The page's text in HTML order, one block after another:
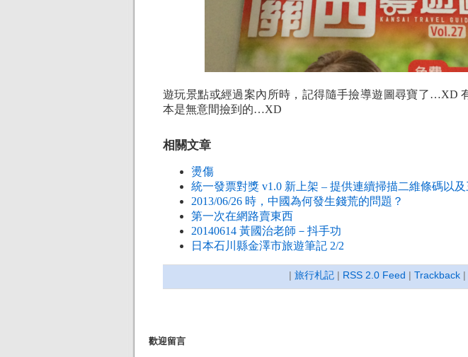
遊玩景點或經過案內所時，記得隨手撿導遊圖尋寶了…XD
本是無意間撿到的…XD
相關文章
燙傷
統一發票對獎 v1.0 新上架 – 提供連續掃描二維條碼以
2013/06/26 時，中國為何發生錢荒的問題？
第一次在網路賣東西
20140614 黃國治老師－抖手功
日本石川縣金澤市旅遊筆記 2/2
| 旅行札記 | RSS 2.0 Feed | Trackback |
歡迎留言